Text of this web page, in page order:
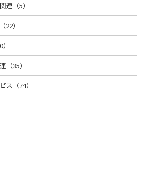
連（5）
22）
（35）
ス（74）